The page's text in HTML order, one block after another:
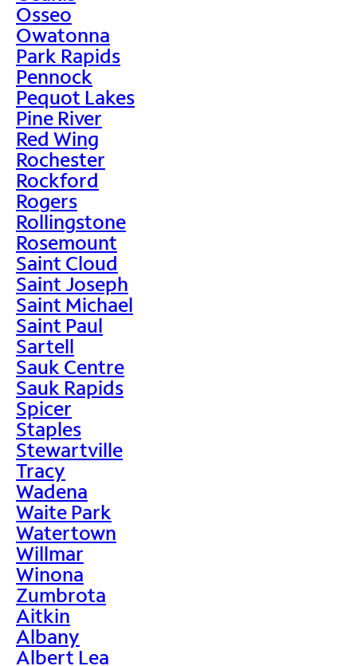
Osseo
Owatonna
Park Rapids
Pennock
Pequot Lakes
Pine River
Red Wing
Rochester
Rockford
Rogers
Rollingstone
Rosemount
Saint Cloud
Saint Joseph
Saint Michael
Saint Paul
Sartell
Sauk Centre
Sauk Rapids
Spicer
Staples
Stewartville
Tracy
Wadena
Waite Park
Watertown
Willmar
Winona
Zumbrota
Aitkin
Albany
Albert Lea